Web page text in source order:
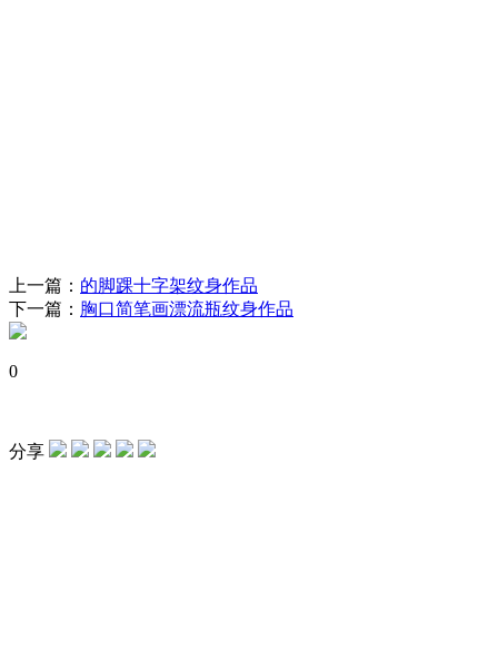
上一篇： 的脚踝十字架纹身作品
下一篇： 胸口简笔画漂流瓶纹身作品
0
分享